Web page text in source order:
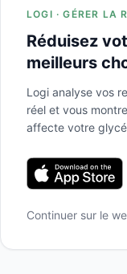
LOGI · GÉRER LA
Réduisez
meilleurs
Logi analyse vos
réel et vous
affecte votre
Continuer sur le